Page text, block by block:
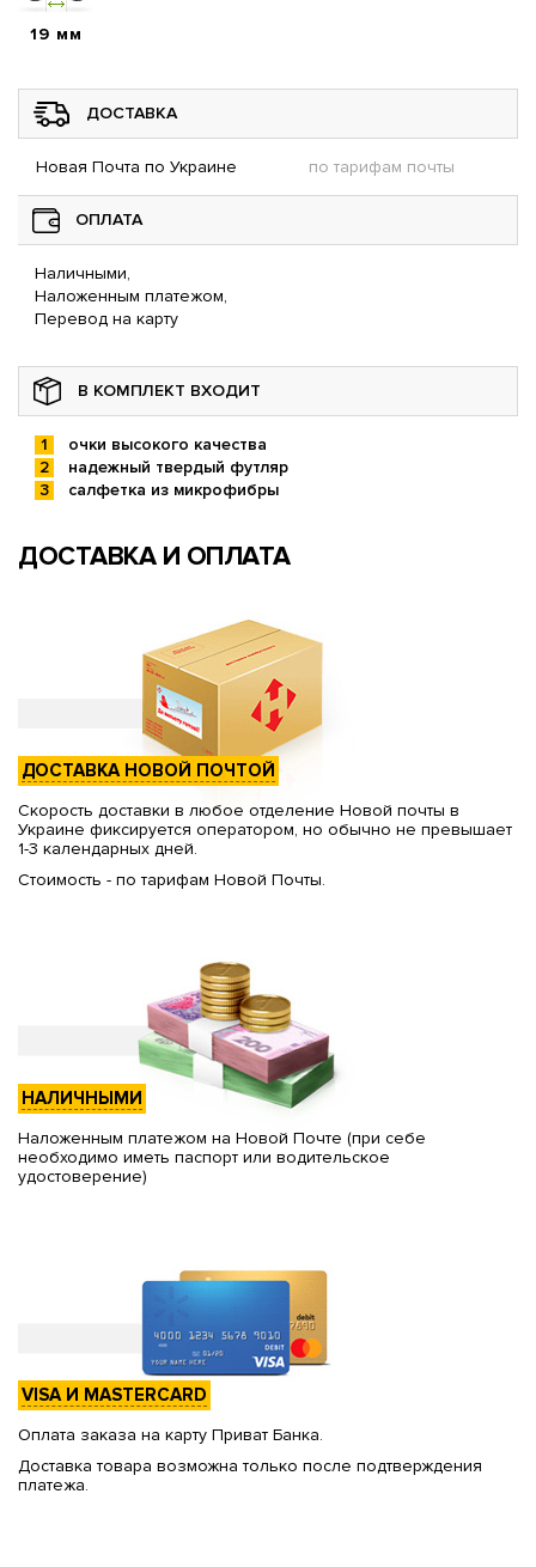
19 мм
ДОСТАВКА
Новая Почта по Украине по тарифам почты
ОПЛАТА
Наличными,
Наложенным платежом,
Перевод на карту
В КОМПЛЕКТ ВХОДИТ
очки высокого качества
надежный твердый футляр
салфетка из микрофибры
ДОСТАВКА И ОПЛАТА
ДОСТАВКА НОВОЙ ПОЧТОЙ
Скорость доставки в любое отделение Новой почты в
Украине фиксируется оператором, но обычно не превышает
1-3 календарных дней.
Стоимость - по тарифам Новой Почты.
НАЛИЧНЫМИ
Наложенным платежом на Новой Почте (при себе
необходимо иметь паспорт или водительское
удостоверение)
VISA И MASTERCARD
Оплата заказа на карту Приват Банка.
Доставка товара возможна только после подтверждения
платежа.